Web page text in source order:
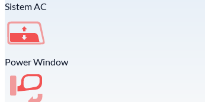
Sistem AC
Power Window